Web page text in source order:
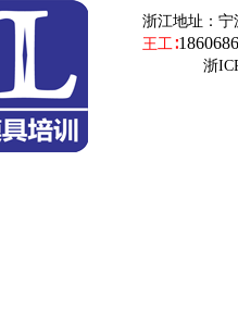
浙江地址： 宁
王工∶
浙ICP备